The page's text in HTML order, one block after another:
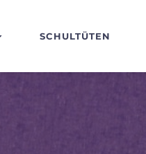
SCHULTÜTEN